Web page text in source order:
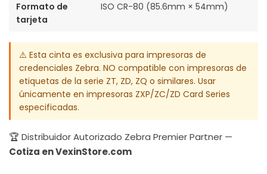
Formato de
tarjeta
ISO CR-80 (85.6mm × 54mm)
⚠️ Esta cinta es exclusiva para impresoras de
credenciales Zebra. NO compatible con impresoras de
etiquetas de la serie ZT, ZD, ZQ o similares. Usar
únicamente en impresoras ZXP/ZC/ZD Card Series
especificadas.
🏆 Distribuidor Autorizado Zebra Premier Partner —
Cotiza en VexinStore.com